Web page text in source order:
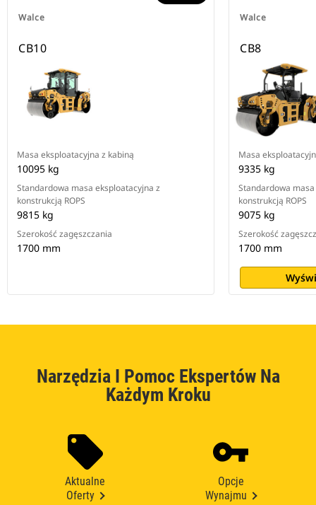
Walce
CB10
Masa eksploatacyjna z kabiną
10095 kg
Standardowa masa eksploatacyjna z
konstrukcją ROPS
9815 kg
Szerokość zagęszczania
1700 mm
Walce
CB8
Masa
9335 kg
Standardowa
konstrukcją ROPS
9075 kg
Szerokość
1700 mm
Narzędzia I Pomoc Ekspertów Na
Każdym Kroku
Aktualne
Oferty
Opcje
Wynajmu